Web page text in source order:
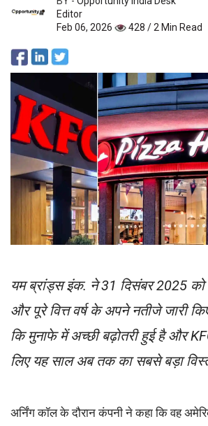
Editor
Feb 06, 2026
428 / 2 Min Read
यम ब्रांड्स इंक. ने 31 दिसंबर 2025 को
और पूरे वित्त वर्ष के अपने नतीजे जारी
कि मुनाफे में अच्छी बढ़ोतरी हुई है और
लिए यह साल अब तक का सबसे बड़ा
अर्निंग कॉल के दौरान कंपनी ने कहा कि वह